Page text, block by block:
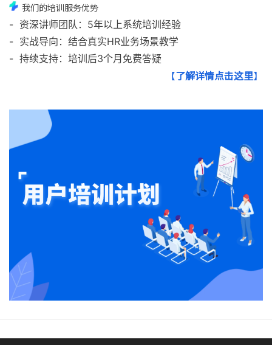
我们的培训服务优势
- 资深讲师团队：5年以上系统培训经验
- 实战导向：结合真实HR业务场景教学
- 持续支持：培训后3个月免费答疑
【了解详情点击这里】